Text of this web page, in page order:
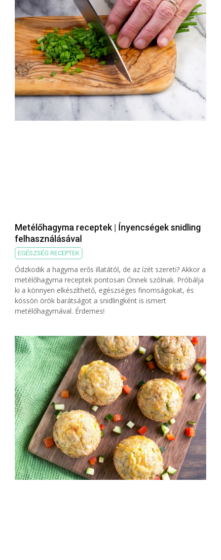
Metélőhagyma receptek | Ínyencségek snidling
felhasználásával
EGÉSZSÉG RECEPTEK
Ódzkodik a hagyma erős illatától, de az ízét szereti? Akkor a
metélőhagyma receptek pontosan Önnek szólnak. Próbálja
ki a könnyen elkészíthető, egészséges finomságokat, és
kössön örök barátságot a snidlingként is ismert
metélőhagymával. Érdemes!